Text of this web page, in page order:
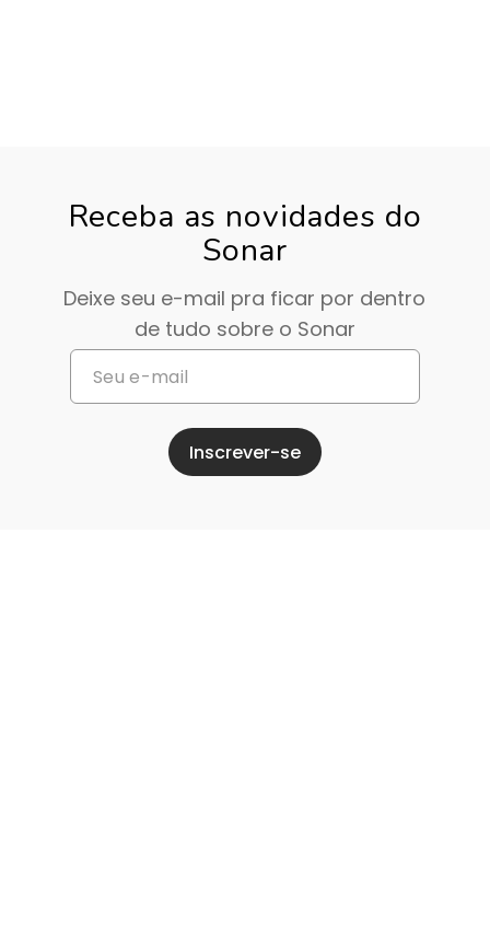
Receba as novidades do
Sonar
Deixe seu e-mail pra ficar por dentro
de tudo sobre o Sonar
Inscrever-se